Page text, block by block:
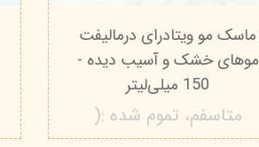
ماسک مو ویتادرای درمالیفت
موهای خشک و آسیب دیده -
150 میلی‌لیتر
متاسفم، تموم شده :(